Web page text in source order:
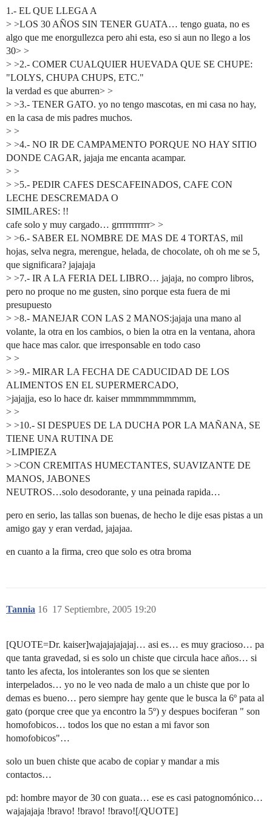
1.- EL QUE LLEGA A
> >LOS 30 AÑOS SIN TENER GUATA… tengo guata, no es
algo que me enorgullezca pero ahi esta, eso si aun no llego a los
30> >
> >2.- COMER CUALQUIER HUEVADA QUE SE CHUPE:
"LOLYS, CHUPA CHUPS, ETC."
la verdad es que aburren> >
> >3.- TENER GATO. yo no tengo mascotas, en mi casa no hay,
en la casa de mis padres muchos.
> >
> >4.- NO IR DE CAMPAMENTO PORQUE NO HAY SITIO
DONDE CAGAR, jajaja me encanta acampar.
> >
> >5.- PEDIR CAFES DESCAFEINADOS, CAFE CON
LECHE DESCREMADA O
SIMILARES: !!
cafe solo y muy cargado… grrrrrrrrrrr> >
> >6.- SABER EL NOMBRE DE MAS DE 4 TORTAS, mil
hojas, selva negra, merengue, helada, de chocolate, oh oh me se 5,
que significara? jajajaja
> >7.- IR A LA FERIA DEL LIBRO… jajaja, no compro libros,
pero no proque no me gusten, sino porque esta fuera de mi
presupuesto
> >8.- MANEJAR CON LAS 2 MANOS:jajaja una mano al
volante, la otra en los cambios, o bien la otra en la ventana, ahora
que hace mas calor. que irresponsable en todo caso
> >
> >9.- MIRAR LA FECHA DE CADUCIDAD DE LOS
ALIMENTOS EN EL SUPERMERCADO,
>jajajja, eso lo hace dr. kaiser mmmmmmmmmm,
> >
> >10.- SI DESPUES DE LA DUCHA POR LA MAÑANA, SE
TIENE UNA RUTINA DE
>LIMPIEZA
> >CON CREMITAS HUMECTANTES, SUAVIZANTE DE
MANOS, JABONES
NEUTROS…solo desodorante, y una peinada rapida…
pero en serio, las tallas son buenas, de hecho le dije esas pistas a un
amigo gay y eran verdad, jajajaa.
en cuanto a la firma, creo que solo es otra broma
Tannia 17 Septiembre, 2005 19:20
16
[QUOTE=Dr. kaiser]wajajajajajaj… asi es… es muy gracioso… pa
que tanta gravedad, si es solo un chiste que circula hace años… si
tanto les afecta, los intolerantes son los que se sienten
interpelados… yo no le veo nada de malo a un chiste que por lo
demas es bueno… pero siempre hay gente que le busca la 6º pata al
gato (porque cree que ya encontro la 5º) y despues bociferan " son
homofobicos… todos los que no estan a mi favor son
homofobicos"…
solo un buen chiste que acabo de copiar y mandar a mis
contactos…
pd: hombre mayor de 30 con guata… ese es casi patognomónico…
wajajajaja !bravo! !bravo! !bravo![/QUOTE]